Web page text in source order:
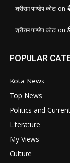
श्रीराम पाण्डेय कोटा on
श्रीराम पाण्डेय कोटा on
POPULAR
Kota News
Top News
Politics and
Literature
My Views
Culture